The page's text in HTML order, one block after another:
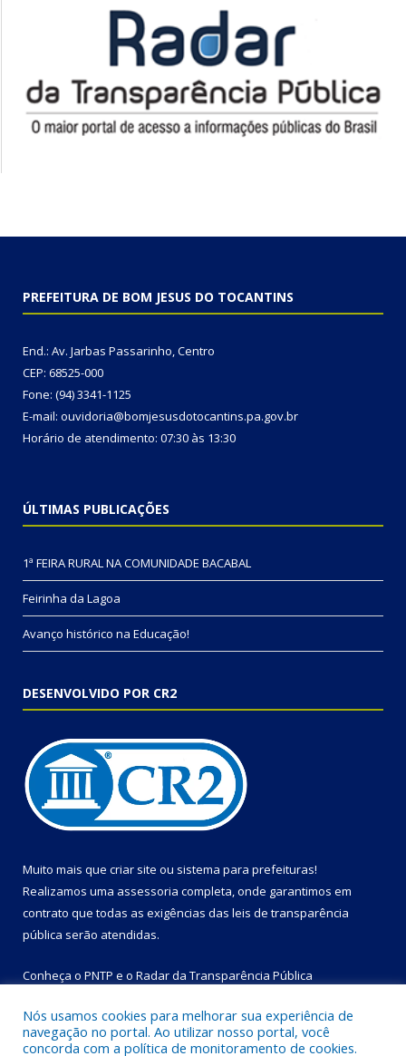
PREFEITURA DE BOM JESUS DO TOCANTINS
End.: Av. Jarbas Passarinho, Centro
CEP: 68525-000
Fone: (94) 3341-1125
E-mail: ouvidoria@bomjesusdotocantins.pa.gov.br
Horário de atendimento: 07:30 às 13:30
ÚLTIMAS PUBLICAÇÕES
1ª FEIRA RURAL NA COMUNIDADE BACABAL
Feirinha da Lagoa
Avanço histórico na Educação!
DESENVOLVIDO POR CR2
Muito mais que criar site ou sistema para prefeituras!
Realizamos uma assessoria completa, onde garantimos em
contrato que todas as exigências das leis de transparência
pública serão atendidas.
Conheça o PNTP e o Radar da Transparência Pública
Nós usamos cookies para melhorar sua experiência de
navegação no portal. Ao utilizar nosso portal, você
concorda com a política de monitoramento de cookies.